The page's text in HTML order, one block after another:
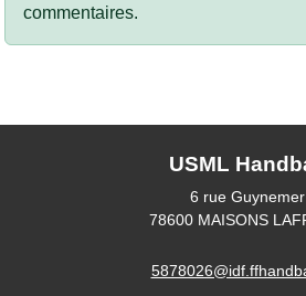
commentaires.
USML
6 rue Guynemer
78600 MAISONS